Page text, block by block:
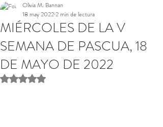
MIÉRCOLES DE LA V
SEMANA DE PASCUA, 18
DE MAYO DE 2022
Olivia M. Bannan
18 may 20222 min de lectura
Obtuvo NaN de 5 estrellas.